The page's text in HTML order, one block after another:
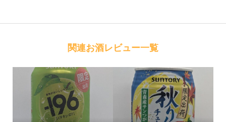
関連お酒レビュー一覧